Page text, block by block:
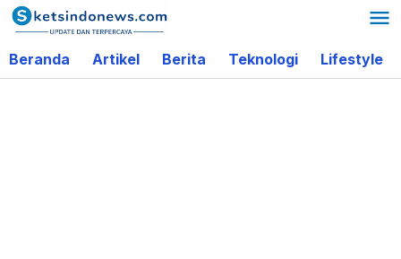
Lewati
ke
konten
Beranda Artikel Berita Teknologi Lifestyle